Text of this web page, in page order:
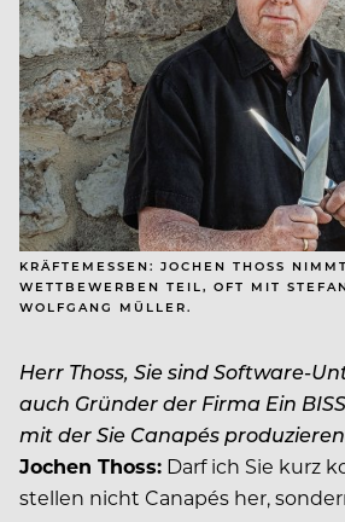
KRÄFTEMESSEN: JOCHEN THOSS
ETTBEWERBEN TEIL, OFT MIT ­STEFAN
OLFGANG MÜLLER.
Herr Thoss, Sie sind Software-
auch Gründer der Firma Ein
mit der Sie Canapés
Jochen Thoss: Darf ich Sie kurz
stellen nicht Canapés her,